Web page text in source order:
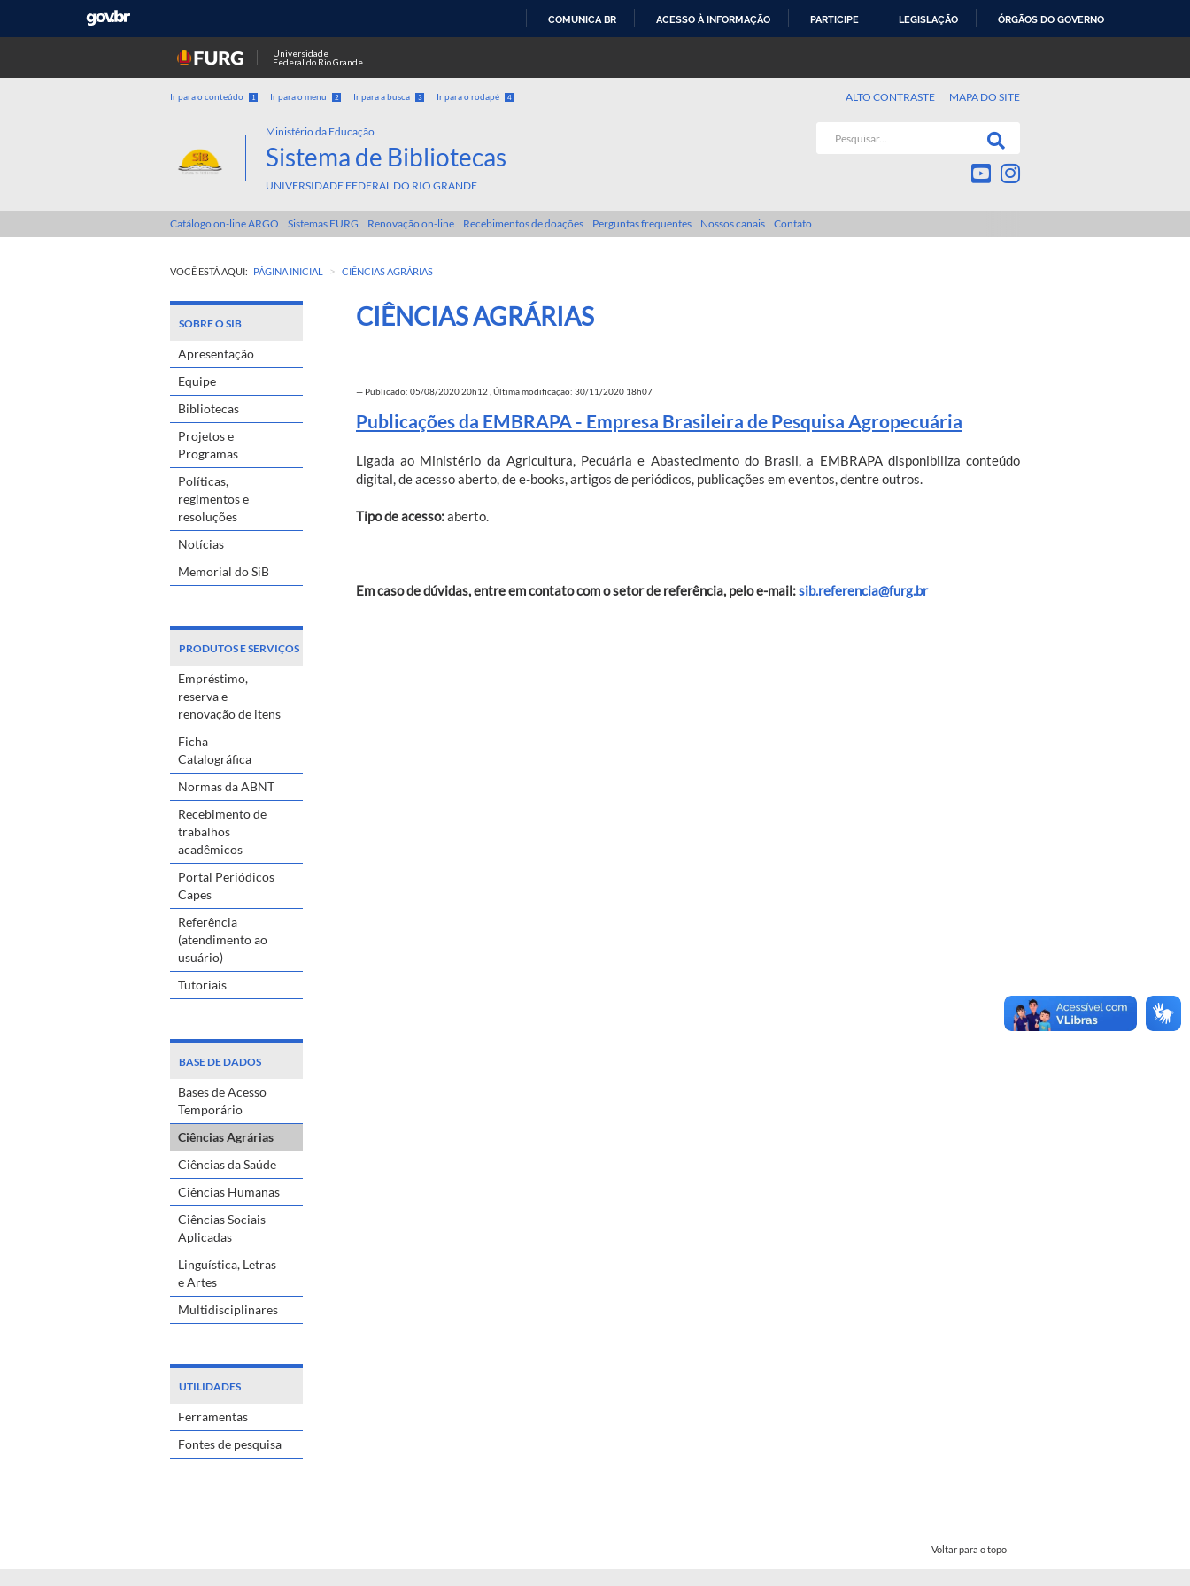
COMUNICA BR ACESSO À INFORMAÇÃO PARTICIPE LEGISLAÇÃO ÓRGÃOS DO GOVERNO
Universidade
Federal do Rio Grande
Ir para o conteúdo 1 Ir para o menu 2 Ir para a busca 3 Ir para o rodapé 4 ALTO CONTRASTE MAPA DO SITE
Ministério da Educação
Sistema de Bibliotecas
UNIVERSIDADE FEDERAL DO RIO GRANDE
Catálogo on-line ARGO Sistemas FURG Renovação on-line Recebimentos de doações Perguntas frequentes Nossos canais Contato
VOCÊ ESTÁ AQUI: PÁGINA INICIAL > CIÊNCIAS AGRÁRIAS
SOBRE O SIB
Apresentação
Equipe
Bibliotecas
Projetos e
Programas
Políticas,
regimentos e
resoluções
Notícias
Memorial do SiB
PRODUTOS E SERVIÇOS
Empréstimo,
reserva e
renovação de itens
Ficha
Catalográfica
Normas da ABNT
Recebimento de
trabalhos
acadêmicos
Portal Periódicos
Capes
Referência
(atendimento ao
usuário)
Tutoriais
BASE DE DADOS
Bases de Acesso
Temporário
Ciências Agrárias
Ciências da Saúde
Ciências Humanas
Ciências Sociais
Aplicadas
Linguística, Letras
e Artes
Multidisciplinares
UTILIDADES
Ferramentas
Fontes de pesquisa
CIÊNCIAS AGRÁRIAS
— Publicado: 05/08/2020 20h12 Última modificação: 30/11/2020 18h07
Publicações da EMBRAPA - Empresa Brasileira de Pesquisa Agropecuária
Ligada ao Ministério da Agricultura, Pecuária e Abastecimento do Brasil, a EMBRAPA disponibiliza conteúdo
digital, de acesso aberto, de e-books, artigos de periódicos, publicações em eventos, dentre outros.
Tipo de acesso:aberto.
Em caso de dúvidas, entre em contato com o setor de referência, pelo e-mail:sib.referencia@furg.br
Voltar para o topo